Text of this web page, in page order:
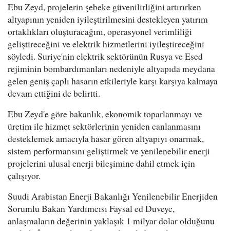
Ebu Zeyd, projelerin şebeke güvenilirliğini artırırken
altyapının yeniden iyileştirilmesini destekleyen yatırım
ortaklıkları oluşturacağını, operasyonel verimliliği
geliştireceğini ve elektrik hizmetlerini iyileştireceğini
söyledi. Suriye'nin elektrik sektörünün Rusya ve Esed
rejiminin bombardımanları nedeniyle altyapıda meydana
gelen geniş çaplı hasarın etkileriyle karşı karşıya kalmaya
devam ettiğini de belirtti.
Ebu Zeyd'e göre bakanlık, ekonomik toparlanmayı ve
üretim ile hizmet sektörlerinin yeniden canlanmasını
desteklemek amacıyla hasar gören altyapıyı onarmak,
sistem performansını geliştirmek ve yenilenebilir enerji
projelerini ulusal enerji bileşimine dahil etmek için
çalışıyor.
Suudi Arabistan Enerji Bakanlığı Yenilenebilir Enerjiden
Sorumlu Bakan Yardımcısı Faysal ed Duveyc,
anlaşmaların değerinin yaklaşık 1 milyar dolar olduğunu